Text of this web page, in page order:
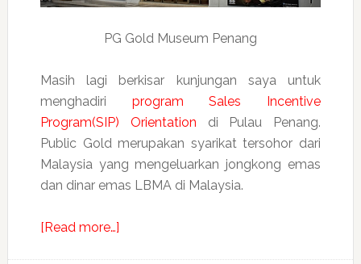
PG Gold Museum Penang
Masih lagi berkisar kunjungan saya untuk
menghadiri program Sales Incentive
Program(SIP) Orientation di Pulau Penang.
Public Gold merupakan syarikat tersohor dari
Malaysia yang mengeluarkan jongkong emas
dan dinar emas LBMA di Malaysia.
[Read more…]about